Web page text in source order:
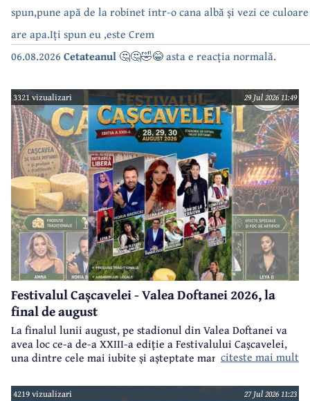
spun,pune apă de la robinet intr-o cana albă și vezi ce culoare
are apa.Iți spun eu ,este Crem
06.08.2026 Cetateanul 🤔🤔🤣😂 asta e reacția normală.
3321 vizualizari 29 Jul 2026 11:49
Festivalul Cașcavelei - Valea Doftanei 2026, la
final de august
La finalul lunii august, pe stadionul din Valea Doftanei va
avea loc ce-a de-a XXIII-a ediție a Festivalului Cașcavelei,
una dintre cele mai iubite și așteptate manifestări de acest
citeste mai mult
4219 vizualizari 27 Jul 2026 11:23